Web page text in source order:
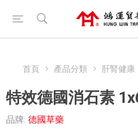
首頁 產品分類 肝腎健康
特效德國消石素
品牌: 德國草藥